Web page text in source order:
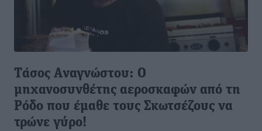
Tάσος Aναγνώστου: O
μηχανοσυνθέτης αεροσκαφών από τη
Pόδο που έμαθε τους Σκωτσέζους να
τρώνε γύρο!